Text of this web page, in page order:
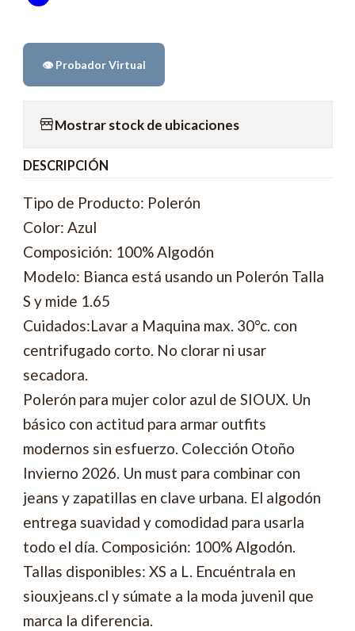
👁️ Probador Virtual
Mostrar stock de ubicaciones
DESCRIPCIÓN
Tipo de Producto: Polerón
Color: Azul
Composición: 100% Algodón
Modelo: Bianca está usando un Polerón Talla
S y mide 1.65
Cuidados:Lavar a Maquina max. 30°c. con
centrifugado corto. No clorar ni usar
secadora.
Polerón para mujer color azul de SIOUX. Un
básico con actitud para armar outfits
modernos sin esfuerzo. Colección Otoño
Invierno 2026. Un must para combinar con
jeans y zapatillas en clave urbana. El algodón
entrega suavidad y comodidad para usarla
todo el día. Composición: 100% Algodón.
Tallas disponibles: XS a L. Encuéntrala en
siouxjeans.cl y súmate a la moda juvenil que
marca la diferencia.